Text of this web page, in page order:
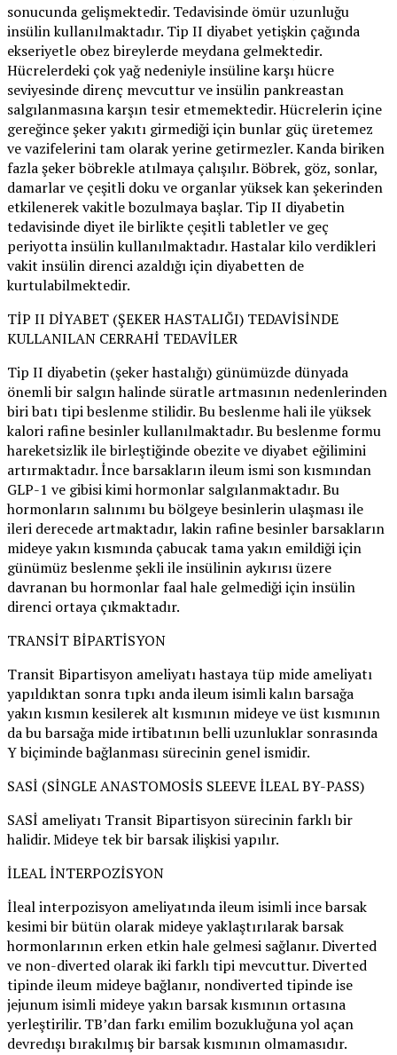
sonucunda gelişmektedir. Tedavisinde ömür uzunluğu
insülin kullanılmaktadır. Tip II diyabet yetişkin çağında
ekseriyetle obez bireylerde meydana gelmektedir.
Hücrelerdeki çok yağ nedeniyle insüline karşı hücre
seviyesinde direnç mevcuttur ve insülin pankreastan
salgılanmasına karşın tesir etmemektedir. Hücrelerin içine
gereğince şeker yakıtı girmediği için bunlar güç üretemez
ve vazifelerini tam olarak yerine getirmezler. Kanda biriken
fazla şeker böbrekle atılmaya çalışılır. Böbrek, göz, sonlar,
damarlar ve çeşitli doku ve organlar yüksek kan şekerinden
etkilenerek vakitle bozulmaya başlar. Tip II diyabetin
tedavisinde diyet ile birlikte çeşitli tabletler ve geç
periyotta insülin kullanılmaktadır. Hastalar kilo verdikleri
vakit insülin direnci azaldığı için diyabetten de
kurtulabilmektedir.
TİP II DİYABET (ŞEKER HASTALIĞI) TEDAVİSİNDE
KULLANILAN CERRAHİ TEDAVİLER
Tip II diyabetin (şeker hastalığı) günümüzde dünyada
önemli bir salgın halinde süratle artmasının nedenlerinden
biri batı tipi beslenme stilidir. Bu beslenme hali ile yüksek
kalori rafine besinler kullanılmaktadır. Bu beslenme formu
hareketsizlik ile birleştiğinde obezite ve diyabet eğilimini
artırmaktadır. İnce barsakların ileum ismi son kısmından
GLP-1 ve gibisi kimi hormonlar salgılanmaktadır. Bu
hormonların salınımı bu bölgeye besinlerin ulaşması ile
ileri derecede artmaktadır, lakin rafine besinler barsakların
mideye yakın kısmında çabucak tama yakın emildiği için
günümüz beslenme şekli ile insülinin aykırısı üzere
davranan bu hormonlar faal hale gelmediği için insülin
direnci ortaya çıkmaktadır.
TRANSİT BİPARTİSYON
Transit Bipartisyon ameliyatı hastaya tüp mide ameliyatı
yapıldıktan sonra tıpkı anda ileum isimli kalın barsağa
yakın kısmın kesilerek alt kısmının mideye ve üst kısmının
da bu barsağa mide irtibatının belli uzunluklar sonrasında
Y biçiminde bağlanması sürecinin genel ismidir.
SASİ (SİNGLE ANASTOMOSİS SLEEVE İLEAL BY-PASS)
SASİ ameliyatı Transit Bipartisyon sürecinin farklı bir
halidir. Mideye tek bir barsak ilişkisi yapılır.
İLEAL İNTERPOZİSYON
İleal interpozisyon ameliyatında ileum isimli ince barsak
kesimi bir bütün olarak mideye yaklaştırılarak barsak
hormonlarının erken etkin hale gelmesi sağlanır. Diverted
ve non-diverted olarak iki farklı tipi mevcuttur. Diverted
tipinde ileum mideye bağlanır, nondiverted tipinde ise
jejunum isimli mideye yakın barsak kısmının ortasına
yerleştirilir. TB’dan farkı emilim bozukluğuna yol açan
devredışı bırakılmış bir barsak kısmının olmamasıdır.